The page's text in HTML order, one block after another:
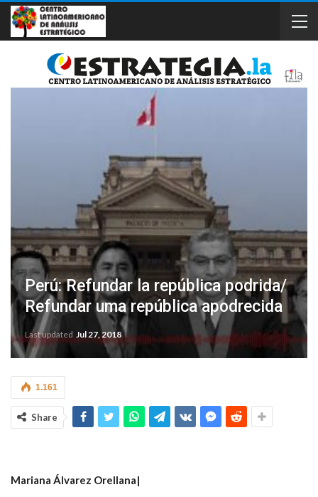
Perú: Refundar la república podrida/
Refundar uma república apodrecida
Last updated Jul 27, 2018
1.161
Share
Mariana Álvarez Orellana|